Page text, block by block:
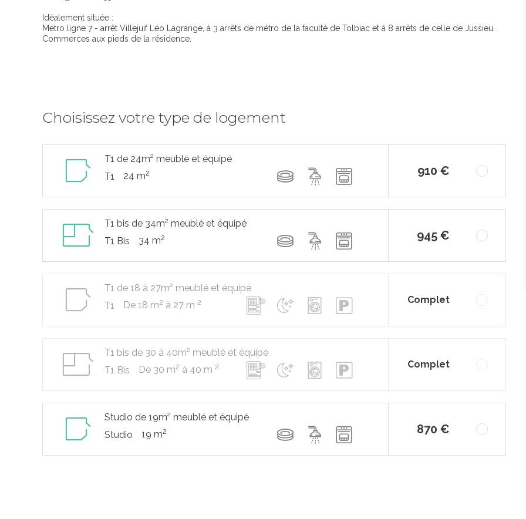
Idéalement située :
Métro ligne 7 - arrêt Villejuif Léo Lagrange, à 3 arrêts de métro de la faculté de Tolbiac et à 8 arrêts de celle de Jussieu.
Commerces aux pieds de la résidence.
Choisissez votre type de logement
T1 de 24m² meublé et équipé
T1
24 m2 910 €
T1 bis de 34m² meublé et équipé
T1 Bis
34 m2 945 €
T1 de 18 à 27m² meublé et équipé
T1
De 18 m2 à 27 m 2 Complet
T1 bis de 30 à 40m² meublé et équipé
T1 Bis
De 30 m2 à 40 m 2 Complet
Studio de 19m² meublé et équipé
Studio
19 m2 870 €